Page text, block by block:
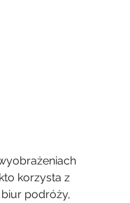
korzysta z
podróży,